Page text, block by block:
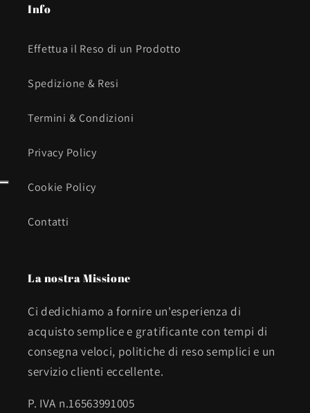
Info
Effettua il Reso di un Prodotto
Spedizione & Resi
Termini & Condizioni
Privacy Policy
Cookie Policy
Contatti
La nostra Missione
Ci dedichiamo a fornire un'esperienza di
acquisto semplice e gratificante con tempi di
consegna veloci, politiche di reso semplici e un
servizio clienti eccellente.
P. IVA n.16563991005